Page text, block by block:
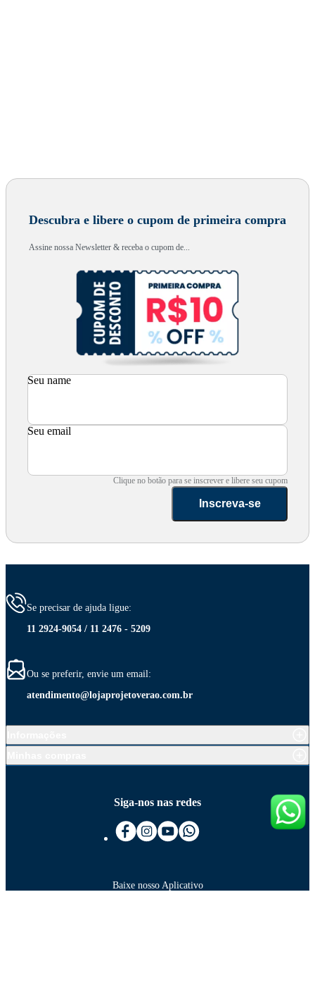
Descubra e libere o cupom de primeira compra
Assine nossa Newsletter & receba o cupom de...
Seu name
Seu email
Clique no botão para se inscrever e libere seu cupom
Inscreva-se
Se precisar de ajuda ligue:
11 2924-9054 / 11 2476 - 5209
Ou se preferir, envie um email:
atendimento@lojaprojetoverao.com.br
Siga-nos nas redes
Baixe nosso Aplicativo